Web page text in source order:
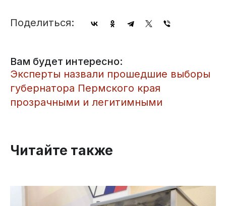
Поделиться:
Вам будет интересно:
​Эксперты назвали прошедшие выборы
губернатора Пермского края
прозрачными и легитимными
Читайте также